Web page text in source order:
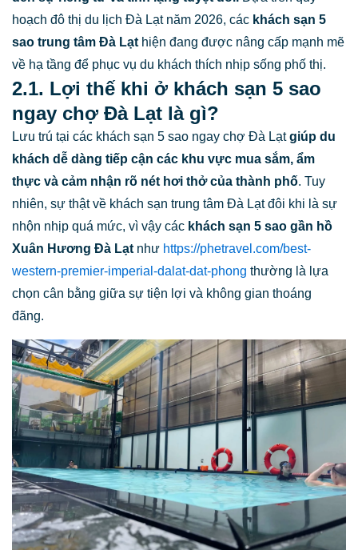
hoạch đô thị du lịch Đà Lạt năm 2026, các khách sạn 5
sao trung tâm Đà Lạt hiện đang được nâng cấp mạnh mẽ
về hạ tầng để phục vụ du khách thích nhịp sống phố thị.
2.1. Lợi thế khi ở khách sạn 5 sao
ngay chợ Đà Lạt là gì?
Lưu trú tại các khách sạn 5 sao ngay chợ Đà Lạtgiúp du
khách dễ dàng tiếp cận các khu vực mua sắm, ẩm
thực và cảm nhận rõ nét hơi thở của thành phố. Tuy
nhiên, sự thật về khách sạn trung tâm Đà Lạt đôi khi là sự
nhộn nhịp quá mức, vì vậy các khách sạn 5 sao gần hồ
Xuân Hương Đà Lạt như https://phetravel.com/best-
western-premier-imperial-dalat-dat-phong thường là lựa
chọn cân bằng giữa sự tiện lợi và không gian thoáng
đãng.